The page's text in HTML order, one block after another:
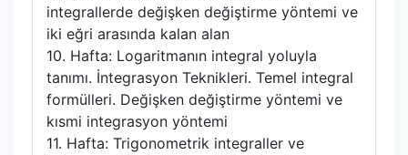
integrallerde değişken değiştirme yöntemi ve
iki eğri arasında kalan alan
10. Hafta: Logaritmanın integral yoluyla
tanımı. İntegrasyon Teknikleri. Temel integral
formülleri. Değişken değiştirme yöntemi ve
kısmi integrasyon yöntemi
11. Hafta: Trigonometrik integraller ve